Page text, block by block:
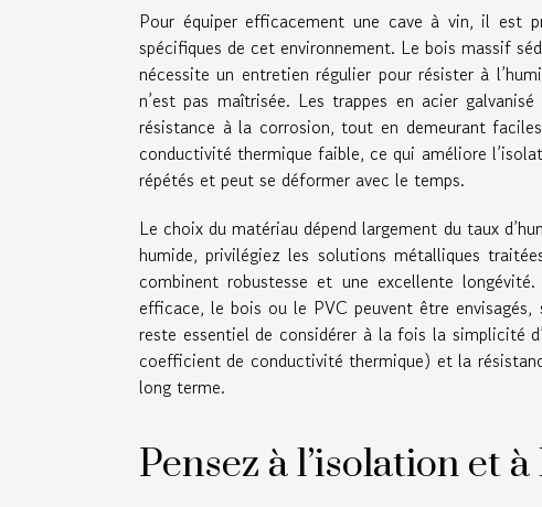
Pour équiper efficacement une cave à vin, il est
spécifiques de cet environnement. Le bois massif
nécessite un entretien régulier pour résister à
n’est pas maîtrisée. Les trappes en acier
résistance à la corrosion, tout en demeurant
conductivité thermique faible, ce qui améliore
répétés et peut se déformer avec le temps.
Le choix du matériau dépend largement du taux
humide, privilégiez les solutions métalliques
combinent robustesse et une excellente
efficace, le bois ou le PVC peuvent être
reste essentiel de considérer à la fois la simplicité
coefficient de conductivité thermique) et la
long terme.
Pensez à l’isolation et